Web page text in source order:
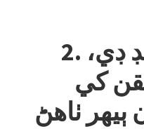
2. حسي آر اينڊ ڊي،
کي
ٻيهر ٺاهڻ